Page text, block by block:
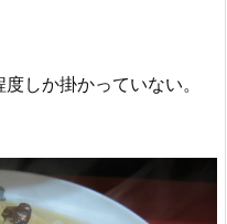
しか掛かっていない。